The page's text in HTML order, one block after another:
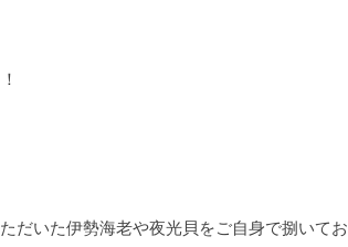
だいた伊勢海老や夜光貝をご自身で捌いてお